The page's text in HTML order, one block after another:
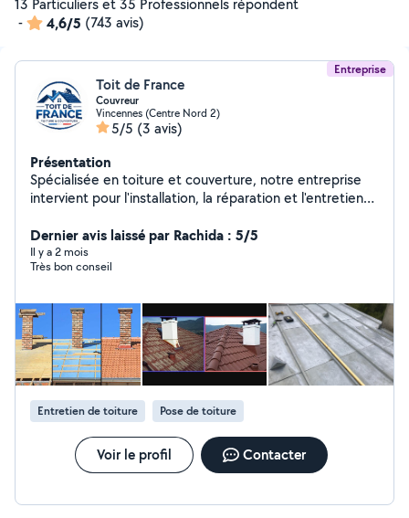
13 Particuliers et 35 Professionnels répondent
-
4,6/5 (743 avis)
Entreprise
Toit de France
Couvreur
Vincennes (Centre Nord 2)
5/5 (3 avis)
Présentation
Spécialisée en toiture et couverture, notre entreprise
intervient pour l'installation, la réparation et l'entretien
pose et la réparation de gouttières, la recherche et
réparation de fuites, les travaux d'étanchéité, ainsi que
le nettoyage et le démoussage de toiture. Sérieux,
engagement afin de garantir une toiture durable et
parfaitement protégée.
Dernier avis laissé par Rachida : 5/5
Il y a 2 mois
Très bon conseil
Entretien de toiture Pose de toiture
Voir le profil Contacter